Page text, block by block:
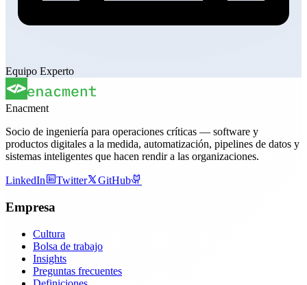
Equipo Experto
Enacment
Socio de ingeniería para operaciones críticas — software y
productos digitales a la medida, automatización, pipelines de datos y
sistemas inteligentes que hacen rendir a las organizaciones.
LinkedIn Twitter GitHub
Empresa
Cultura
Bolsa de trabajo
Insights
Preguntas frecuentes